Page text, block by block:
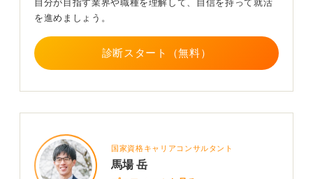
れてきています。
高額な費用を支払ってでも、非常に満足度の高い旅行を
したいという富裕層の顧客層とつながりを持ち、彼らを
アテンド（手配・案内）できるところが、大きな利益幅
入社後に年収を上げるためには、まさにそうした高付加
価値の「商品開発」ができるようになる必要がありま
す。 インバウンドであれ国内旅行であれ、1回の旅行が
自分が目指す業界や職種を理解して、自信を持って就活
を進めましょう。
診断スタート（無料）
国家資格キャリアコンサルタント
馬場 岳